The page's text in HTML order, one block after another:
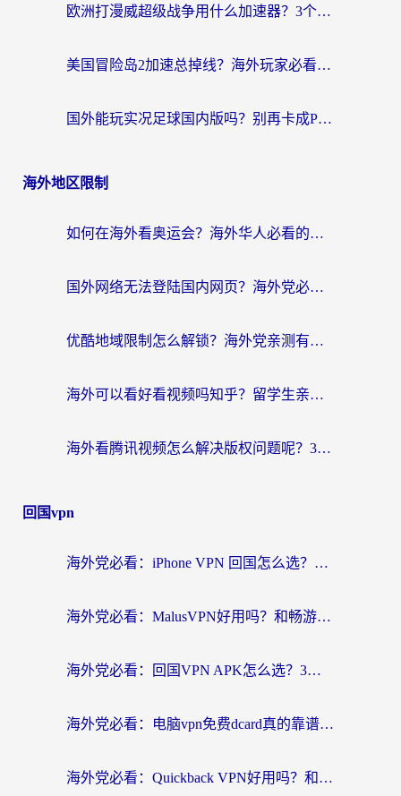
欧洲打漫威超级战争用什么加速器？3个海外游戏卡顿问题一次解决（附实测推荐）
美国冒险岛2加速总掉线？海外玩家必看的国服游戏加速器选择指南
国外能玩实况足球国内版吗？别再卡成PPT！海外党国服游戏加速全攻略
海外地区限制
如何在海外看奥运会？海外华人必看的体育赛事直播终极指南
国外网络无法登陆国内网页？海外党必看：选对回国加速器实现无缝访问
优酷地域限制怎么解锁？海外党亲测有效的追剧自由指南
海外可以看好看视频吗知乎？留学生亲测有效的回国追剧解决方案
海外看腾讯视频怎么解决版权问题呢？3步让你轻松解锁国内影视自由
回国vpn
海外党必看：iPhone VPN 回国怎么选？一篇搞定无缝访问国内资源
海外党必看：MalusVPN好用吗？和畅游VPN对比哪个回国效果更好？附穿梭飞鱼神龟真实体验
海外党必看：回国VPN APK怎么选？3步教你无缝刷国内剧玩国服
海外党必看：电脑vpn免费dcard真的靠谱吗？教你选对回国加速器无缝访问国内资源
海外党必看：Quickback VPN好用吗？和小黑牛VPN对比哪个回国效果更好？附真实体验+避坑指南